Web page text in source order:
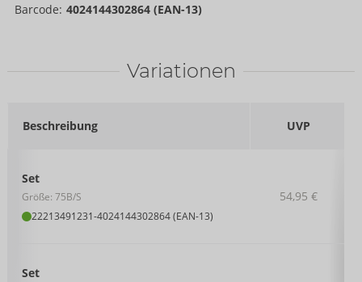
Barcode: 4024144302864 (EAN-13)
Variationen
Beschreibung UVP
Set
Größe: 75B/S
22213491231-4024144302864 (EAN-13)
54,95 €
Set